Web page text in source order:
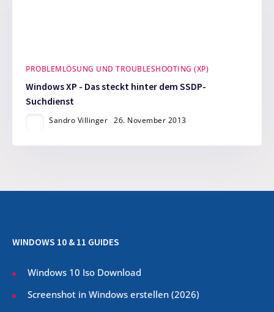
PROBLEMLÖSUNG UND TROUBLESHOOTING (XP)
Windows XP - Das steckt hinter dem SSDP-
Suchdienst
Sandro Villinger 26. November 2013
WINDOWS 10 & 11 GUIDES
Windows 10 Iso Download
Screenshot in Windows erstellen (2026)